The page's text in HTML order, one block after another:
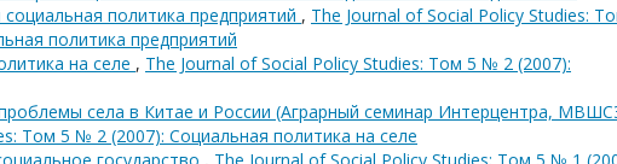
политика предприятий , The Journal of Social Policy Studies:
политика предприятий
на селе , The Journal of Social Policy Studies: Том 5 № 2 (2007):
села в Китае и России (Аграрный семинар Интерцентра,
Том 5 № 2 (2007): Социальная политика на селе